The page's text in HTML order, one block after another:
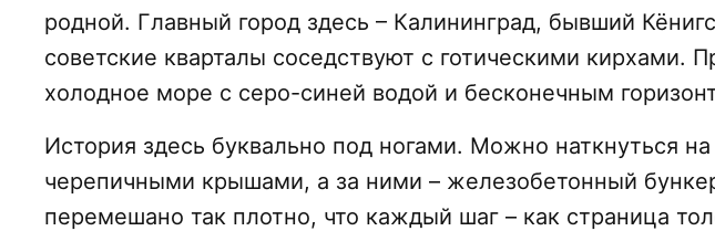
родной. Главный город здесь – Калининград, бывший
советские кварталы соседствуют с готическими
холодное море с серо-синей водой и бесконечным
История здесь буквально под ногами. Можно наткнуться
черепичными крышами, а за ними – железобетонный
перемешано так плотно, что каждый шаг – как страница